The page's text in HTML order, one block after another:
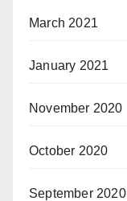
March 2021
January 2021
November 2020
October 2020
September 2020